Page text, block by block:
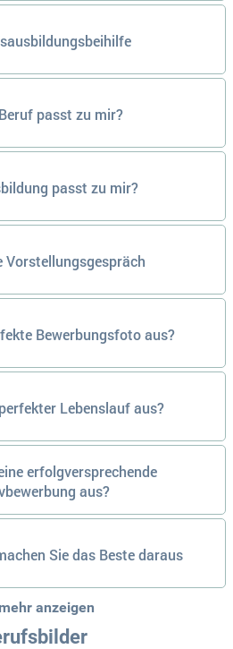
passt zu mir?
passt zu mir?
Vorstellungsgespräch
Bewerbungsfoto aus?
Lebenslauf aus?
erfolgversprechende
aus?
Sie das Beste daraus
mehr anzeigen